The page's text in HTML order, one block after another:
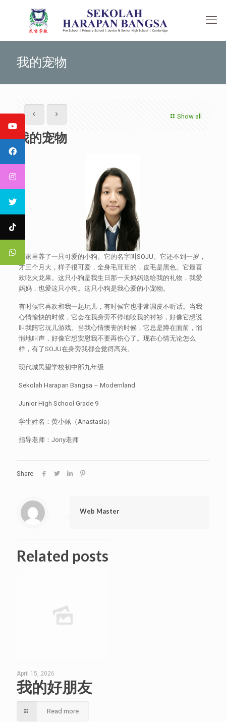
我的宠物
Show all
我的宠物
我家里养了一只可爱的小狗。它的名字叫SOJU。它还不到一岁，
才三个月大，样子很可爱，全身毛茸茸的，皮毛是黑色。它最喜
欢吃火龙果。这只小狗是我生日那一天妈妈送给我的礼物，我爱
妈妈，也爱这只小狗。这只小狗是我心爱的小宠物。
有时候它喜欢和我一起玩儿，有时候它也非常调皮不听话。当我
心情愉快的时候，它会在我身旁不停地咬我的衬衫，好像它想说
叫我陪它玩儿游戏。当我心情懊丧的时候，它总是蹲在面前，悄
悄地叫声，好像它想安慰我不要再伤心了。现在心情无论怎么
样，有了SOJU在身旁我都会觉得高兴。
现代城民望学校初中部九年级
Sekolah Harapan Bangsa – Modernland
Junior High School Grade 9
学生姓名：黄小佩（Anastasia）
指导老师：Jony老师
Share
Web Master
Related posts
April 15, 2026
我的好朋友
Read more